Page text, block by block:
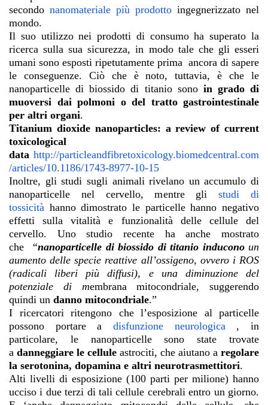
secondo nanomateriale più prodotto ingegnerizzato nel
mondo.
Il suo utilizzo nei prodotti di consumo ha superato la
ricerca sulla sua sicurezza, in modo tale che gli esseri
umani sono esposti ripetutamente prima ancora di sapere
le conseguenze. Ciò che è noto, tuttavia, è che le
nanoparticelle di biossido di titanio sono in grado di
muoversi dai polmoni o del tratto gastrointestinale
per altri organi.
Titanium dioxide nanoparticles: a review of current
toxicological
data http://particleandfibretoxicology.biomedcentral.com
/articles/10.1186/1743-8977-10-15
Inoltre, gli studi sugli animali rivelano un accumulo di
nanoparticelle nel cervello, mentre glistudi di
tossicità hanno dimostrato le particelle hanno negativo
effetti sulla vitalità e funzionalità delle cellule del
cervello. Uno studio recente ha anche mostrato
che “nanoparticelle di biossido di titanio inducono un
aumento delle specie reattive all’ossigeno, ovvero i ROS
(radicali liberi più diffusi), e una diminuzione del
potenziale di membrana mitocondriale, suggerendo
quindi un danno mitocondriale.”
I ricercatori ritengono che l’esposizione al particelle
possono portare a disfunzione neurologica, in
particolare, le nanoparticelle sono state trovate
a danneggiare le cellule astrociti, che aiutano a regolare
la serotonina, dopamina e altri neurotrasmettitori.
Alti livelli di esposizione (100 parti per milione) hanno
ucciso i due terzi di tali cellule cerebrali entro un giorno.